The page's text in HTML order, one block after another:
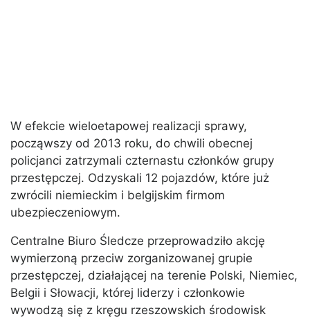
W efekcie wieloetapowej realizacji sprawy,
począwszy od 2013 roku, do chwili obecnej
policjanci zatrzymali czternastu członków grupy
przestępczej. Odzyskali 12 pojazdów, które już
zwrócili niemieckim i belgijskim firmom
ubezpieczeniowym.
Centralne Biuro Śledcze przeprowadziło akcję
wymierzoną przeciw zorganizowanej grupie
przestępczej, działającej na terenie Polski, Niemiec,
Belgii i Słowacji, której liderzy i członkowie
wywodzą się z kręgu rzeszowskich środowisk